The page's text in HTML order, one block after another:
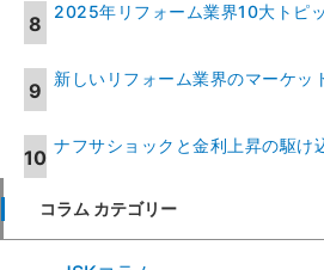
2025年リフォーム業界10大トピ
新しいリフォーム業界のマーケッ
ナフサショックと金利上昇の駆け
コラム カテゴリー